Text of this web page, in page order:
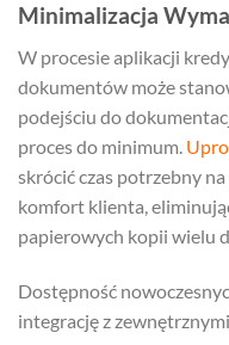
Minimalizacja
W procesie aplikacji
dokumentów może
podejściu do
proces do minimum.
skrócić czas potrzebny
komfort klienta,
papierowych kopii wielu
Dostępność
integrację z